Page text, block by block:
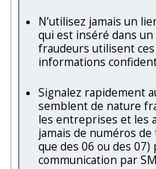
N’utilisez jamais un
qui est inséré dans
fraudeurs utilisent
informations
Signalez rapidement
semblent de nature
les entreprises et les
jamais de numéros
que des 06 ou des
communication par